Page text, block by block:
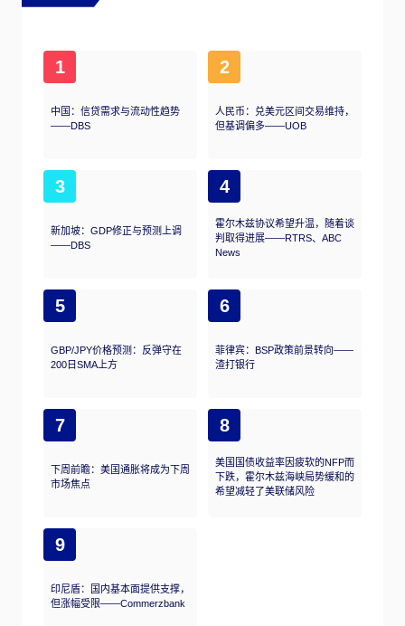
1
中国：信贷需求与流动性趋势
——DBS
2
人民币：兑美元区间交易维持，
但基调偏多——UOB
3
新加坡：GDP修正与预测上调
——DBS
4
霍尔木兹协议希望升温，随着谈
判取得进展——RTRS、ABC
News
5
GBP/JPY价格预测：反弹守在
200日SMA上方
6
菲律宾：BSP政策前景转向——
渣打银行
7
下周前瞻：美国通胀将成为下周
市场焦点
8
美国国债收益率因疲软的NFP而
下跌，霍尔木兹海峡局势缓和的
希望减轻了美联储风险
9
印尼盾：国内基本面提供支撑，
但涨幅受限——Commerzbank